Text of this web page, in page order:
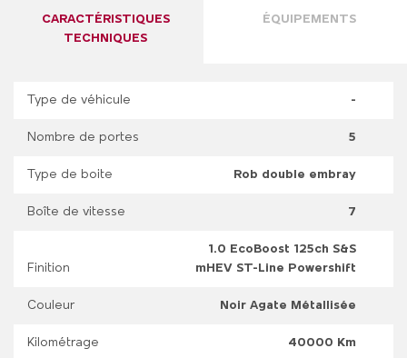
CARACTÉRISTIQUES
TECHNIQUES
ÉQUIPEMENTS
Type de véhicule -
Nombre de portes 5
Type de boite Rob double embray
Boîte de vitesse 7
Finition
1.0 EcoBoost 125ch S&S
mHEV ST-Line Powershift
Couleur Noir Agate Métallisée
Kilométrage 40000 Km